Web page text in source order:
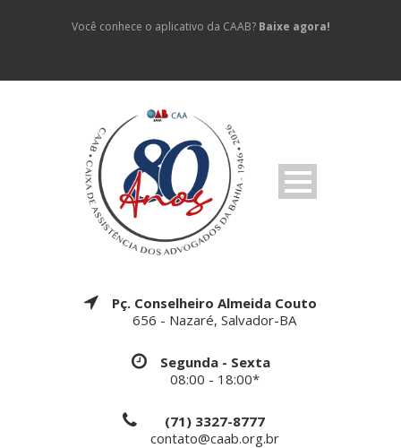
Você conhece o aplicativo da CAAB? Baixe agora!
Pç. Conselheiro Almeida Couto
656 - Nazaré, Salvador-BA
Segunda - Sexta
08:00 - 18:00*
(71) 3327-8777
contato@caab.org.br